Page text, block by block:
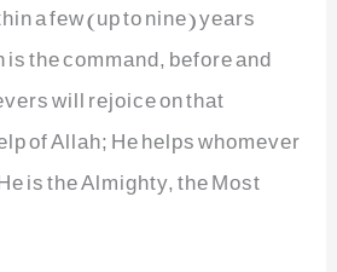
a few (up to nine) years
the command, before and
will rejoice on that
of Allah; He helps whomever
is the Almighty, the Most